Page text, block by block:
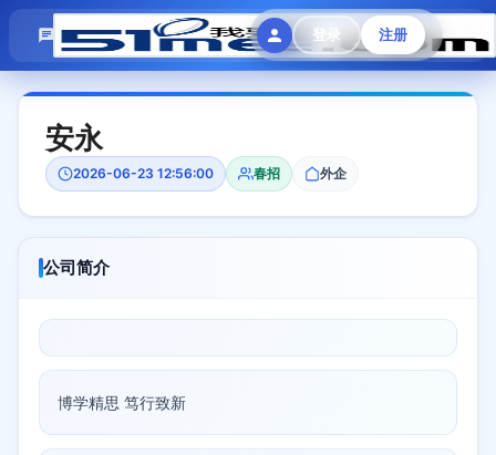
登录 注册
模拟面试 题目大全 招聘中心 会员专区
安永
2026-06-23 12:56:00 春招 外企
公司简介
博学精思 笃行致新